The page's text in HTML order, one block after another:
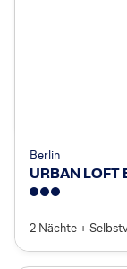
Berlin
URBAN LOFT
2 Nächte +